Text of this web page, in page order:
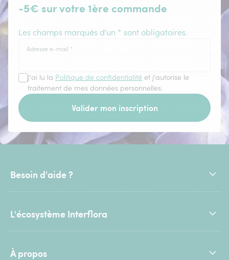
-5€ sur votre 1ère commande
Les champs marqués d'un * sont obligatoires.
Adresse e-mail *
J'ai lu la Politique de confidentialité et j'autorise le
traitement de mes données personnelles.
Valider mon inscription
Besoin d'aide ?
L'écosystème Interflora
À propos